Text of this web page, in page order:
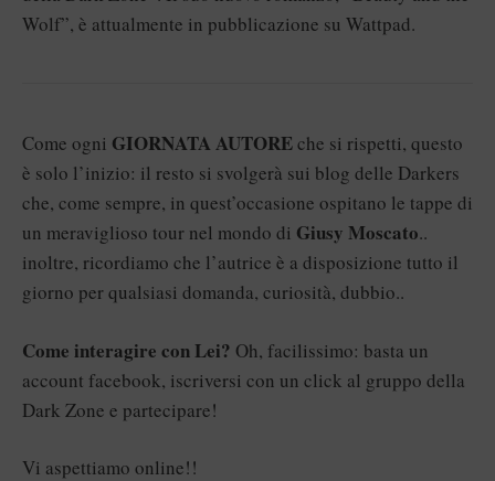
Wolf”, è attualmente in pubblicazione su Wattpad.
Come ogni GIORNATA AUTOREche si rispetti, questo
è solo l’inizio: il resto si svolgerà sui blog delle Darkers
che, come sempre, in quest’occasione ospitano le tappe di
un meraviglioso tour nel mondo di Giusy Moscato..
inoltre, ricordiamo che l’autrice è a disposizione tutto il
giorno per qualsiasi domanda, curiosità, dubbio..
Come interagire con Lei? Oh, facilissimo: basta un
account facebook, iscriversi con un click al gruppo della
Dark Zone e partecipare!
Vi aspettiamo online!!